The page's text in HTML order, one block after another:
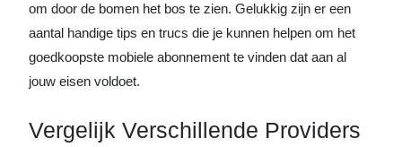
om door de bomen het bos te zien. Gelukkig zijn er een
aantal handige tips en trucs die je kunnen helpen om het
goedkoopste mobiele abonnement te vinden dat aan al
jouw eisen voldoet.
Vergelijk Verschillende Providers